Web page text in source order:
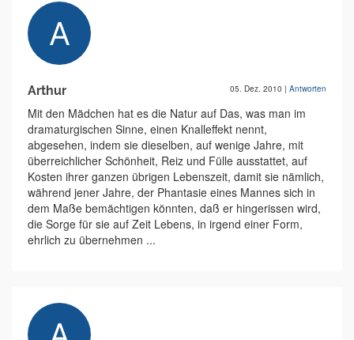
Arthur 05. Dez. 2010 | Antworten
Mit den Mädchen hat es die Natur auf Das, was man im
dramaturgischen Sinne, einen Knalleffekt nennt,
abgesehen, indem sie dieselben, auf wenige Jahre, mit
überreichlicher Schönheit, Reiz und Fülle ausstattet, auf
Kosten ihrer ganzen übrigen Lebenszeit, damit sie nämlich,
während jener Jahre, der Phantasie eines Mannes sich in
dem Maße bemächtigen könnten, daß er hingerissen wird,
die Sorge für sie auf Zeit Lebens, in irgend einer Form,
ehrlich zu übernehmen ...